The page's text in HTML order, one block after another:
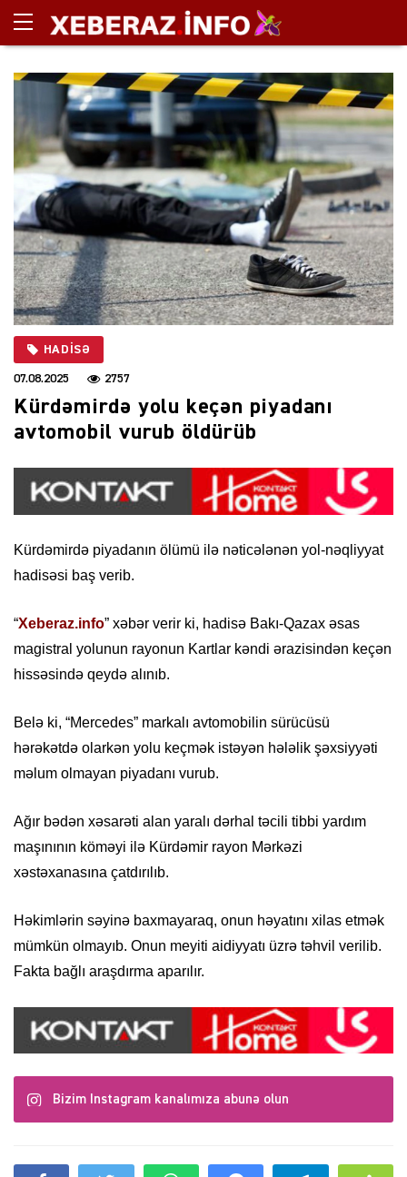
HADISƏ
07.08.2025 2757
Kürdəmirdə yolu keçən piyadanı
avtomobil vurub öldürüb
Kürdəmirdə piyadanın ölümü ilə nəticələnən yol-nəqliyyat
hadisəsi baş verib.
“Xeberaz.info” xəbər verir ki, hadisə Bakı-Qazax əsas
magistral yolunun rayonun Kartlar kəndi ərazisindən keçən
hissəsində qeydə alınıb.
Belə ki, “Mercedes” markalı avtomobilin sürücüsü
hərəkətdə olarkən yolu keçmək istəyən hələlik şəxsiyyəti
məlum olmayan piyadanı vurub.
Ağır bədən xəsarəti alan yaralı dərhal təcili tibbi yardım
maşınının köməyi ilə Kürdəmir rayon Mərkəzi
xəstəxanasına çatdırılıb.
Həkimlərin səyinə baxmayaraq, onun həyatını xilas etmək
mümkün olmayıb. Onun meyiti aidiyyatı üzrə təhvil verilib.
Fakta bağlı araşdırma aparılır.
Bizim Instagram kanalımıza abunə olun